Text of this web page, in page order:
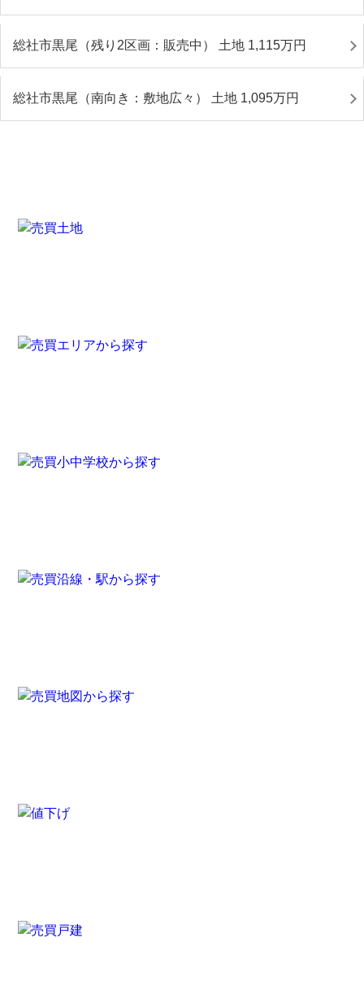
総社市黒尾（残り2区画：販売中） 土地 1,115万円
総社市黒尾（南向き：敷地広々） 土地 1,095万円